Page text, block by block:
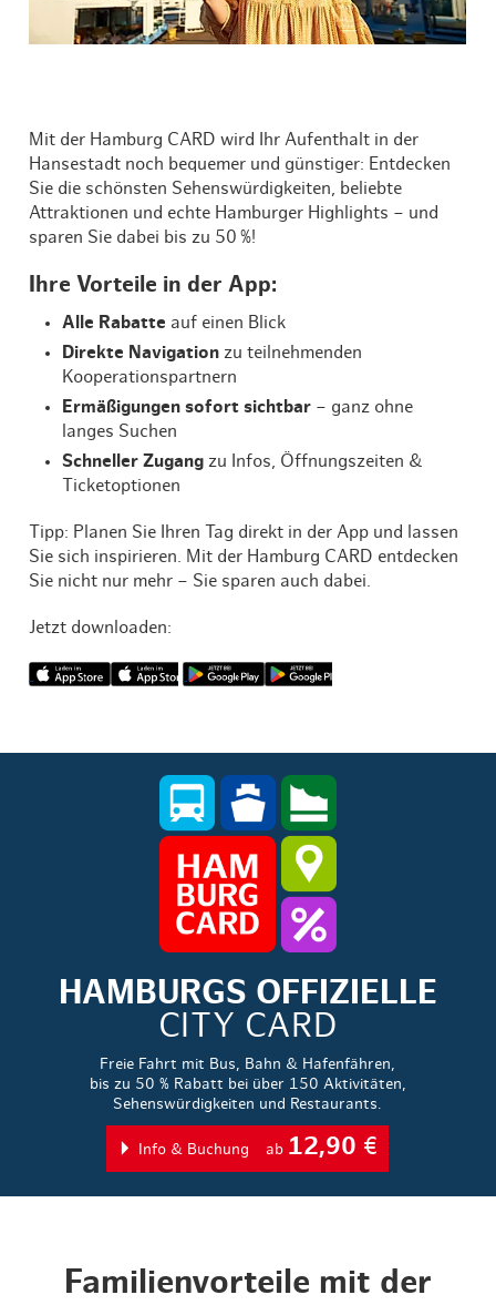
Mit der Hamburg CARD wird Ihr Aufenthalt in der
Hansestadt noch bequemer und günstiger: Entdecken
Sie die schönsten Sehenswürdigkeiten, beliebte
Attraktionen und echte Hamburger Highlights – und
sparen Sie dabei bis zu 50 %!
Ihre Vorteile in der App:
Alle Rabatte auf einen Blick
Direkte Navigation zu teilnehmenden
Kooperationspartnern
Ermäßigungen sofort sichtbar – ganz ohne
langes Suchen
Schneller Zugang zu Infos, Öffnungszeiten &
Ticketoptionen
Tipp: Planen Sie Ihren Tag direkt in der App und lassen
Sie sich inspirieren. Mit der Hamburg CARD entdecken
Sie nicht nur mehr – Sie sparen auch dabei.
Jetzt downloaden:
HAMBURGS OFFIZIELLE
CITY CARD
Freie Fahrt mit Bus, Bahn & Hafenfähren,
bis zu 50 % Rabatt bei über 150 Aktivitäten,
Sehenswürdigkeiten und Restaurants.
Info & Buchung ab 12,90 €
Familienvorteile mit der